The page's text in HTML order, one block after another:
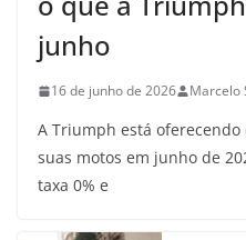
junho
16 de junho de 2026 Marcelo
A Triumph está
suas motos em junho de
taxa 0% e